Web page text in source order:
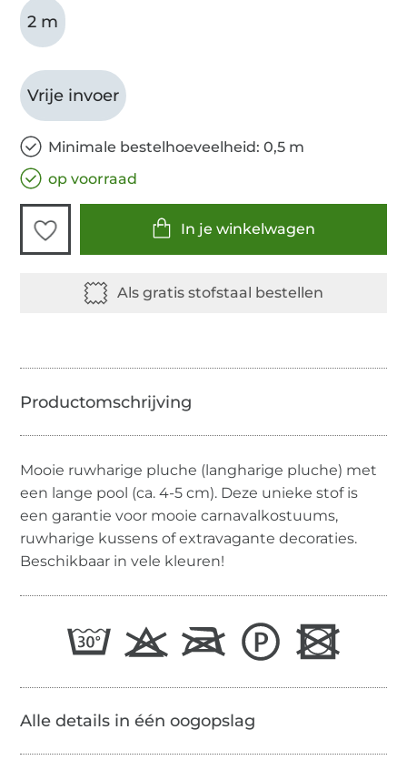
2 m
Vrije invoer
Minimale bestelhoeveelheid: 0,5 m
op voorraad
In je winkelwagen
Mooie ruwharige pluche (langharige pluche) met
een lange pool (ca. 4-5 cm). Deze unieke stof is
een garantie voor mooie carnavalkostuums,
ruwharige kussens of extravagante decoraties.
Beschikbaar in vele kleuren!
Alle details in één oogopslag